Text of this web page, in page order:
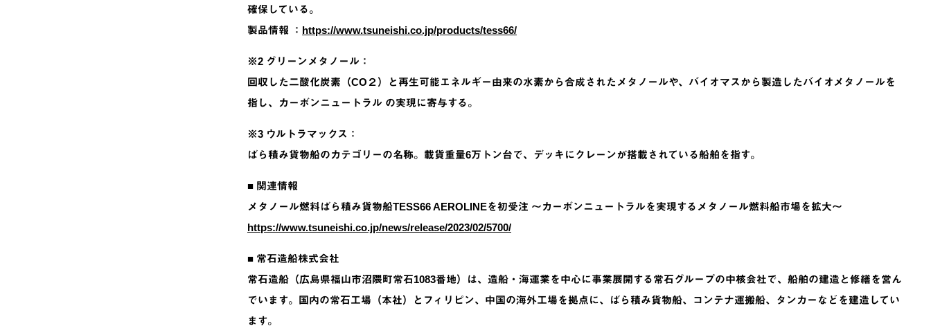
確保している。
製品情報 ： https://www.tsuneishi.co.jp/products/tess66/
※2 グリーンメタノール：
回収した二酸化炭素（CO２）と再生可能エネルギー由来の水素から合成されたメタノールや、バイオマスから製造したバイオメタノールを
指し、カーボンニュートラル の実現に寄与する。
※3 ウルトラマックス：
ばら積み貨物船のカテゴリーの名称。載貨重量6万トン台で、デッキにクレーンが搭載されている船舶を指す。
■ 関連情報
メタノール燃料ばら積み貨物船TESS66 AEROLINEを初受注 ～カーボンニュートラルを実現するメタノール燃料船市場を拡大～
https://www.tsuneishi.co.jp/news/release/2023/02/5700/
■ 常石造船株式会社
常石造船（広島県福山市沼隈町常石1083番地）は、造船・海運業を中心に事業展開する常石グループの中核会社で、船舶の建造と修繕を営ん
でいます。国内の常石工場（本社）とフィリピン、中国の海外工場を拠点に、ばら積み貨物船、コンテナ運搬船、タンカーなどを建造してい
ます。